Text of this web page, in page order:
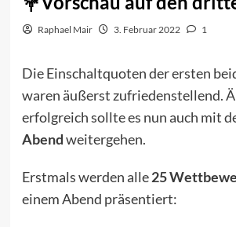
Raphael Mair 3. Februar 2022 1
Die Einschaltquoten der ersten
waren äußerst zufriedenstellend.
erfolgreich sollte es nun auch mit
Abendweitergehen.
Erstmals werden alle25
einem Abend präsentiert: